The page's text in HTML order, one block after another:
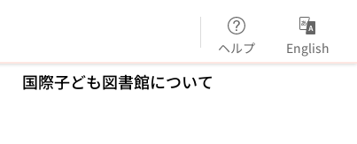
ヘルプ English
国際子ども図書館について